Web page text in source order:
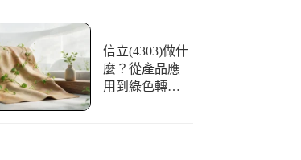
信立(4303)做什
麼？從產品應
用到綠色轉